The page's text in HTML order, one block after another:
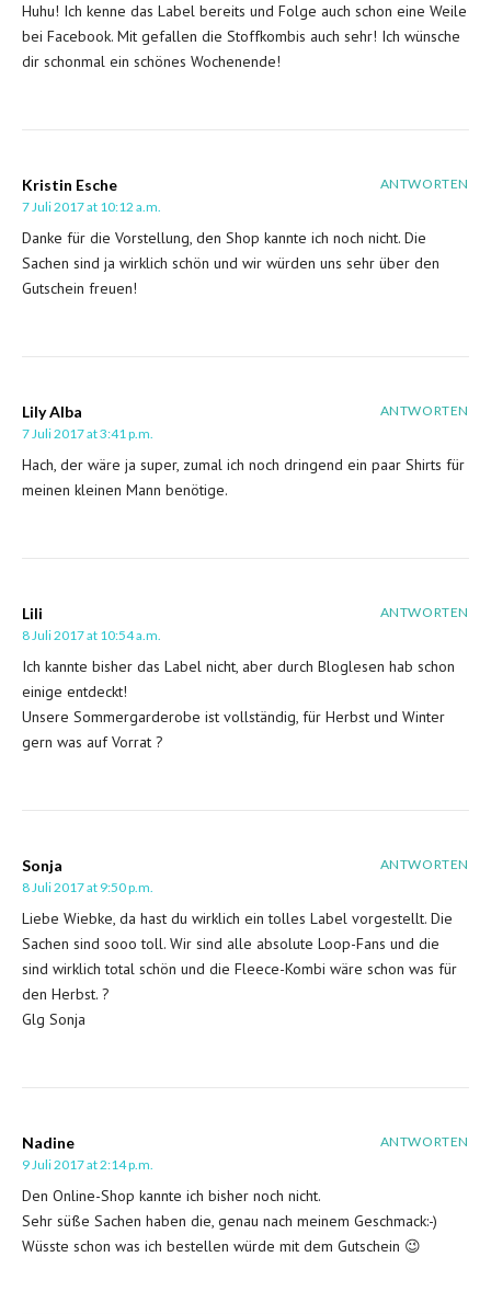
Huhu! Ich kenne das Label bereits und Folge auch schon eine Weile
bei Facebook. Mit gefallen die Stoffkombis auch sehr! Ich wünsche
dir schonmal ein schönes Wochenende!
Kristin Esche
ANTWORTEN
7 Juli 2017 at 10:12 a.m.
Danke für die Vorstellung, den Shop kannte ich noch nicht. Die
Sachen sind ja wirklich schön und wir würden uns sehr über den
Gutschein freuen!
Lily Alba
ANTWORTEN
7 Juli 2017 at 3:41 p.m.
Hach, der wäre ja super, zumal ich noch dringend ein paar Shirts für
meinen kleinen Mann benötige.
Lili
ANTWORTEN
8 Juli 2017 at 10:54 a.m.
Ich kannte bisher das Label nicht, aber durch Bloglesen hab schon
einige entdeckt!
Unsere Sommergarderobe ist vollständig, für Herbst und Winter
gern was auf Vorrat ?
Sonja
ANTWORTEN
8 Juli 2017 at 9:50 p.m.
Liebe Wiebke, da hast du wirklich ein tolles Label vorgestellt. Die
Sachen sind sooo toll. Wir sind alle absolute Loop-Fans und die
sind wirklich total schön und die Fleece-Kombi wäre schon was für
den Herbst. ?
Glg Sonja
Nadine
ANTWORTEN
9 Juli 2017 at 2:14 p.m.
Den Online-Shop kannte ich bisher noch nicht.
Sehr süße Sachen haben die, genau nach meinem Geschmack:-)
Wüsste schon was ich bestellen würde mit dem Gutschein 😉